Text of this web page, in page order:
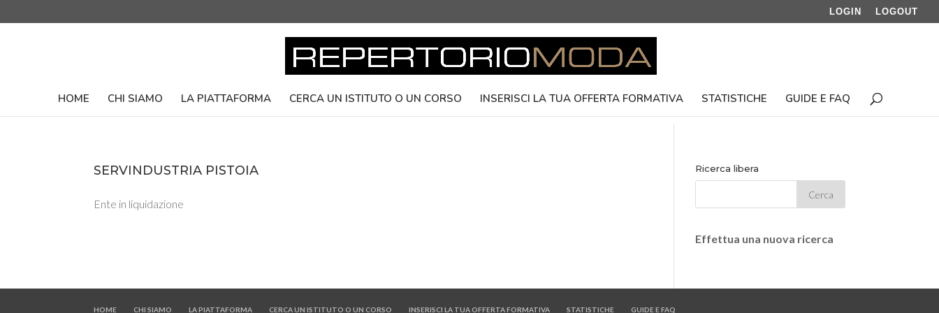
LOGIN LOGOUT
HOME CHI SIAMO LA PIATTAFORMA CERCA UN ISTITUTO O UN CORSO INSERISCI LA TUA OFFERTA FORMATIVA STATISTICHE GUIDE E FAQ
SERVINDUSTRIA PISTOIA
Ente in liquidazione
Ricerca libera
Effettua una nuova ricerca
HOME CHI SIAMO LA PIATTAFORMA CERCA UN ISTITUTO O UN CORSO INSERISCI LA TUA OFFERTA FORMATIVA STATISTICHE GUIDE E FAQ